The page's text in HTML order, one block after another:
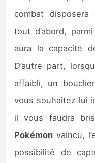
combat
tout d’abord,
aura la capacité
D’autre part,
affaibli, un
vous souhaitez lui
il vous faudra
Pokémon vaincu,
possibilité de